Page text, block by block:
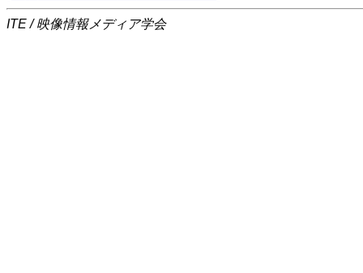
ITE / 映像情報メディア学会